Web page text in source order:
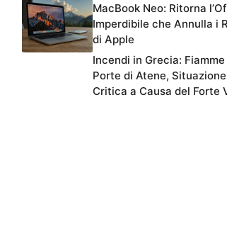
MacBook Neo: Ritorna
Imperdibile che Annulla i
di Apple
Incendi in Grecia:
Porte di Atene, Situazione
Critica a Causa del Forte